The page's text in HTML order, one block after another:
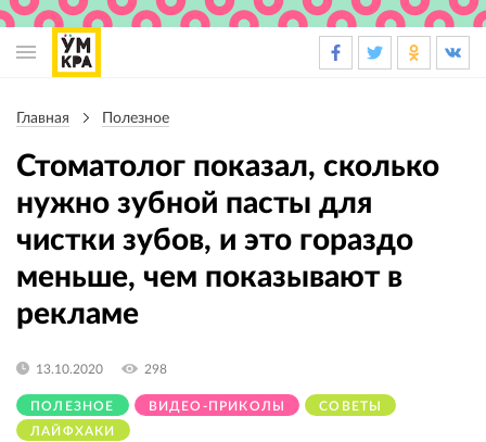
навигации
Главная Полезное
Стоматолог показал, сколько
нужно зубной пасты для
чистки зубов, и это гораздо
меньше, чем показывают в
рекламе
ПОЛЕЗНОЕ ВИДЕО-ПРИКОЛЫ
СОВЕТЫ
ЛАЙФХАКИ
13.10.2020 298